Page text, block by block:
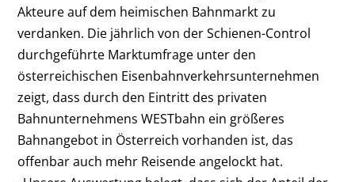
Akteure auf dem heimischen Bahnmarkt zu
verdanken. Die jährlich von der Schienen-Control
durchgeführte Marktumfrage unter den
österreichischen Eisenbahnverkehrsunternehmen
zeigt, dass durch den Eintritt des privaten
Bahnunternehmens WESTbahn ein größeres
Bahnangebot in Österreich vorhanden ist, das
offenbar auch mehr Reisende angelockt hat.